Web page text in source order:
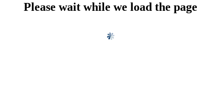
Please wait while we load the page